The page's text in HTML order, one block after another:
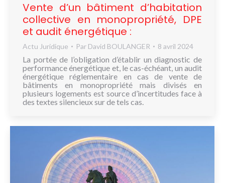
Vente d’un bâtiment d’habitation
collective en monopropriété, DPE
et audit énergétique :
Actu Juridique Par David BOULANGER 8 avril 2024
La portée de l’obligation d’établir un diagnostic de
performance énergétique et, le cas-échéant, un audit
énergétique réglementaire en cas de vente de
bâtiments en monopropriété mais divisés en
plusieurs logements est source d’incertitudes face à
des textes silencieux sur de tels cas.